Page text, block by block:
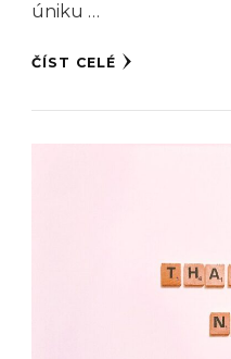
úniku …
ČÍST CELÉ